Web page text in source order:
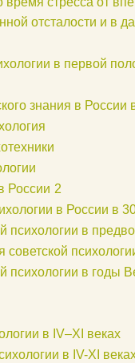
отсталости и в
в первой
знания в России
России 2
в России в
психологии в
советской
психологии в годы
в IV–XI веках
в IV-XI